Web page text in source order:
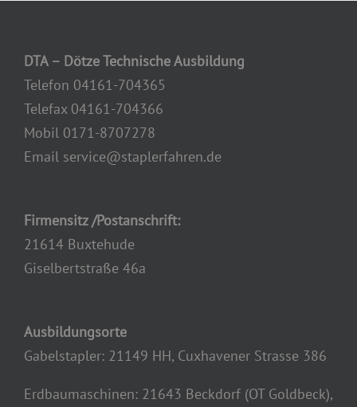
DTA – Dötze Technische Ausbildung
Telefon 04161-704365
Telefax 04161-704366
Mobil 0171-8707278
Email service@staplerfahren.de
Firmensitz /Postanschrift:
21614 Buxtehude
Giselbertstraße 46a
Ausbildungsorte
Gabelstapler: 21149 HH, Cuxhavener Strasse 386
Erdbaumaschinen: 21643 Beckdorf (OT Goldbeck),